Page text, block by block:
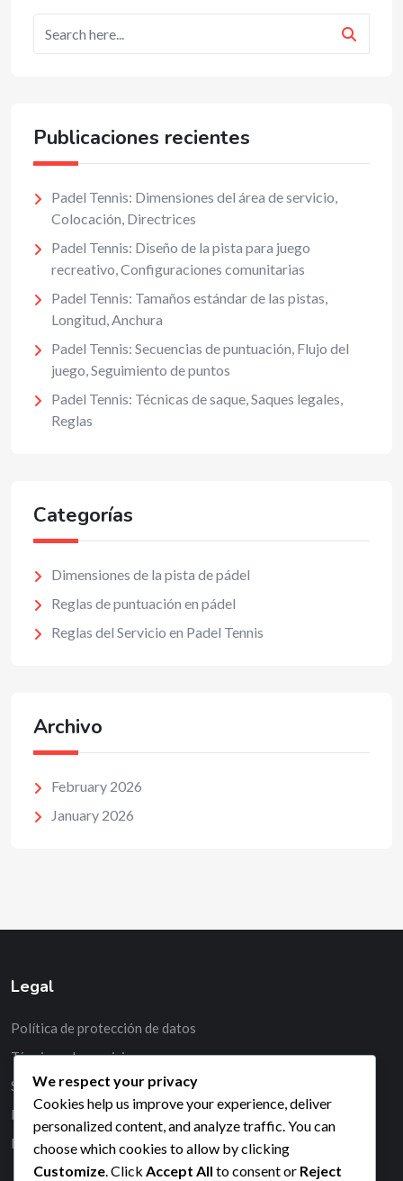
Publicaciones recientes
Padel Tennis: Dimensiones del área de servicio,
Colocación, Directrices
Padel Tennis: Diseño de la pista para juego
recreativo, Configuraciones comunitarias
Padel Tennis: Tamaños estándar de las pistas,
Longitud, Anchura
Padel Tennis: Secuencias de puntuación, Flujo del
juego, Seguimiento de puntos
Padel Tennis: Técnicas de saque, Saques legales,
Reglas
Categorías
Dimensiones de la pista de pádel
Reglas de puntuación en pádel
Reglas del Servicio en Padel Tennis
Archivo
February 2026
January 2026
Legal
Política de protección de datos
Términos de servicio
Sobre nosotros
Ponte en contacto
Política de cookies
We respect your privacy
Cookies help us improve your experience, deliver
personalized content, and analyze traffic. You can
choose which cookies to allow by clicking
Customize . Click Accept All to consent or Reject